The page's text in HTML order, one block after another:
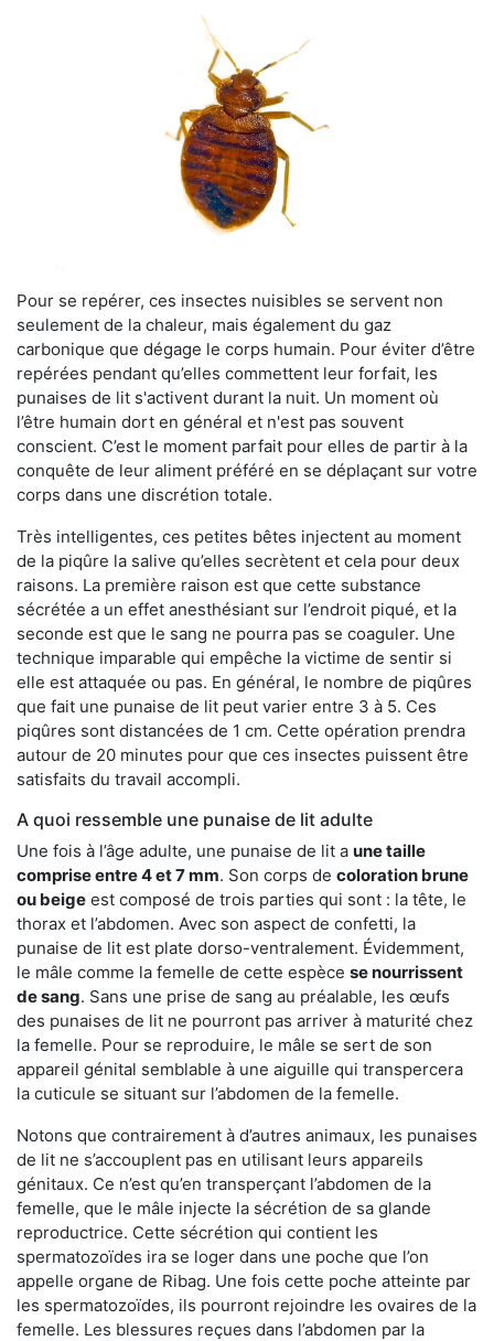
Pour se repérer, ces insectes nuisibles se servent non
seulement de la chaleur, mais également du gaz
carbonique que dégage le corps humain. Pour éviter d’être
repérées pendant qu’elles commettent leur forfait, les
punaises de lit s'activent durant la nuit. Un moment où
l’être humain dort en général et n'est pas souvent
conscient. C’est le moment parfait pour elles de partir à la
conquête de leur aliment préféré en se déplaçant sur votre
corps dans une discrétion totale.
Très intelligentes, ces petites bêtes injectent au moment
de la piqûre la salive qu’elles secrètent et cela pour deux
raisons. La première raison est que cette substance
sécrétée a un effet anesthésiant sur l’endroit piqué, et la
seconde est que le sang ne pourra pas se coaguler. Une
technique imparable qui empêche la victime de sentir si
elle est attaquée ou pas. En général, le nombre de piqûres
que fait une punaise de lit peut varier entre 3 à 5. Ces
piqûres sont distancées de 1 cm. Cette opération prendra
autour de 20 minutes pour que ces insectes puissent être
satisfaits du travail accompli.
A quoi ressemble une punaise de lit adulte
Une fois à l’âge adulte, une punaise de lit a une taille
comprise entre 4 et 7 mm. Son corps de coloration brune
ou beige est composé de trois parties qui sont : la tête, le
thorax et l’abdomen. Avec son aspect de confetti, la
punaise de lit est plate dorso-ventralement. Évidemment,
le mâle comme la femelle de cette espèce se nourrissent
de sang. Sans une prise de sang au préalable, les œufs
des punaises de lit ne pourront pas arriver à maturité chez
la femelle. Pour se reproduire, le mâle se sert de son
appareil génital semblable à une aiguille qui transpercera
la cuticule se situant sur l’abdomen de la femelle.
Notons que contrairement à d’autres animaux, les punaises
de lit ne s’accouplent pas en utilisant leurs appareils
génitaux. Ce n’est qu’en transperçant l’abdomen de la
femelle, que le mâle injecte la sécrétion de sa glande
reproductrice. Cette sécrétion qui contient les
spermatozoïdes ira se loger dans une poche que l’on
appelle organe de Ribag. Une fois cette poche atteinte par
les spermatozoïdes, ils pourront rejoindre les ovaires de la
femelle. Les blessures reçues dans l’abdomen par la